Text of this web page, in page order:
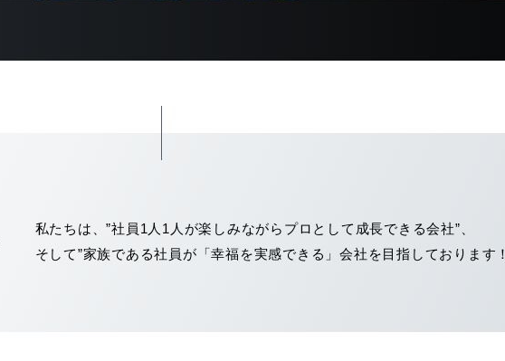
私たちは、”社員1人1人が楽しみながらプロとして成長できる会社”、
そして”家族である社員が「幸福を実感できる」会社を目指しております！